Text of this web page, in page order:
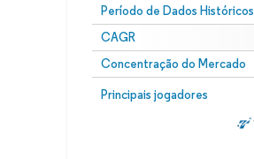
Período de Dados Históricos
CAGR
Concentração do Mercado
Principais jogadores